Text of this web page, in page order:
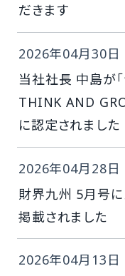
だきます
2026年04月30日
当社社長 中島が
THINK AND
に認定されました
2026年04月28日
財界九州 5月号
掲載されました
2026年04月13日